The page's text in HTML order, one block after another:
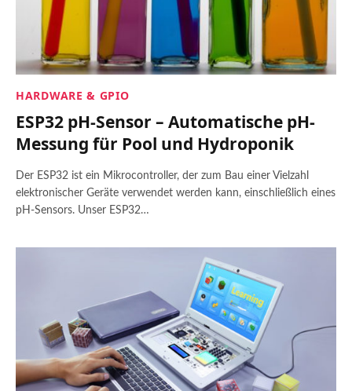
HARDWARE & GPIO
ESP32 pH-Sensor – Automatische pH-
Messung für Pool und Hydroponik
Der ESP32 ist ein Mikrocontroller, der zum Bau einer Vielzahl
elektronischer Geräte verwendet werden kann, einschließlich eines
pH-Sensors. Unser ESP32…